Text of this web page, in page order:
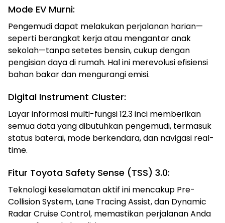
Mode EV Murni:
Pengemudi dapat melakukan perjalanan harian—
seperti berangkat kerja atau mengantar anak
sekolah—tanpa setetes bensin, cukup dengan
pengisian daya di rumah. Hal ini merevolusi efisiensi
bahan bakar dan mengurangi emisi.
Digital Instrument Cluster:
Layar informasi multi-fungsi 12.3 inci memberikan
semua data yang dibutuhkan pengemudi, termasuk
status baterai, mode berkendara, dan navigasi real-
time.
Fitur Toyota Safety Sense (TSS) 3.0:
Teknologi keselamatan aktif ini mencakup Pre-
Collision System, Lane Tracing Assist, dan Dynamic
Radar Cruise Control, memastikan perjalanan Anda